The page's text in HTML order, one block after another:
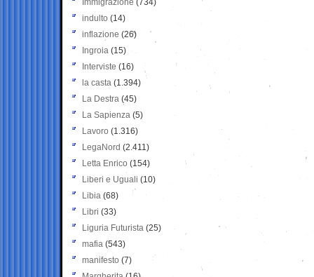
Immigrazione (734)
indulto (14)
inflazione (26)
Ingroia (15)
Interviste (16)
la casta (1.394)
La Destra (45)
La Sapienza (5)
Lavoro (1.316)
LegaNord (2.411)
Letta Enrico (154)
Liberi e Uguali (10)
Libia (68)
Libri (33)
Liguria Futurista (25)
mafia (543)
manifesto (7)